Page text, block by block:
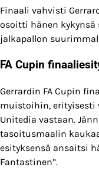
Finaali vahvisti
osoitti hänen kykynsä
jalkapallon
FA Cupin
Gerrardin FA Cupin
muistoihin, erityisesti
Unitedia vastaan.
tasoitusmaalin
esityksensä ansaitsi
Fantastinen”.